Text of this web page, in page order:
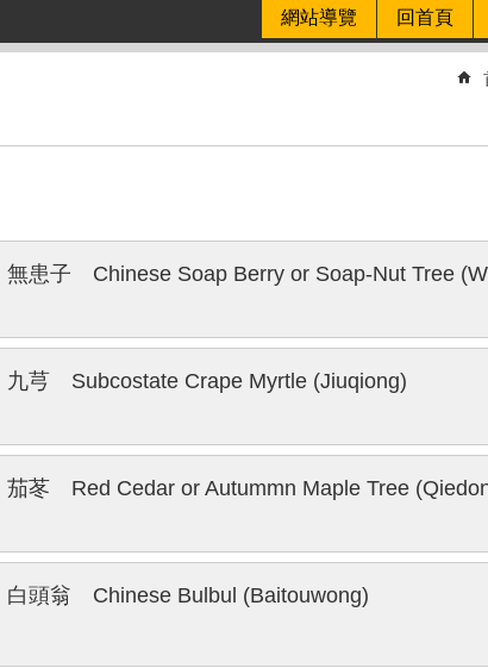
網站導覽 回首頁
無患子 Chinese Soap Berry or Soap-Nut Tree
九芎 Subcostate Crape Myrtle (Jiuqiong)
茄苳 Red Cedar or Autummn Maple Tree
白頭翁 Chinese Bulbul (Baitouwong)